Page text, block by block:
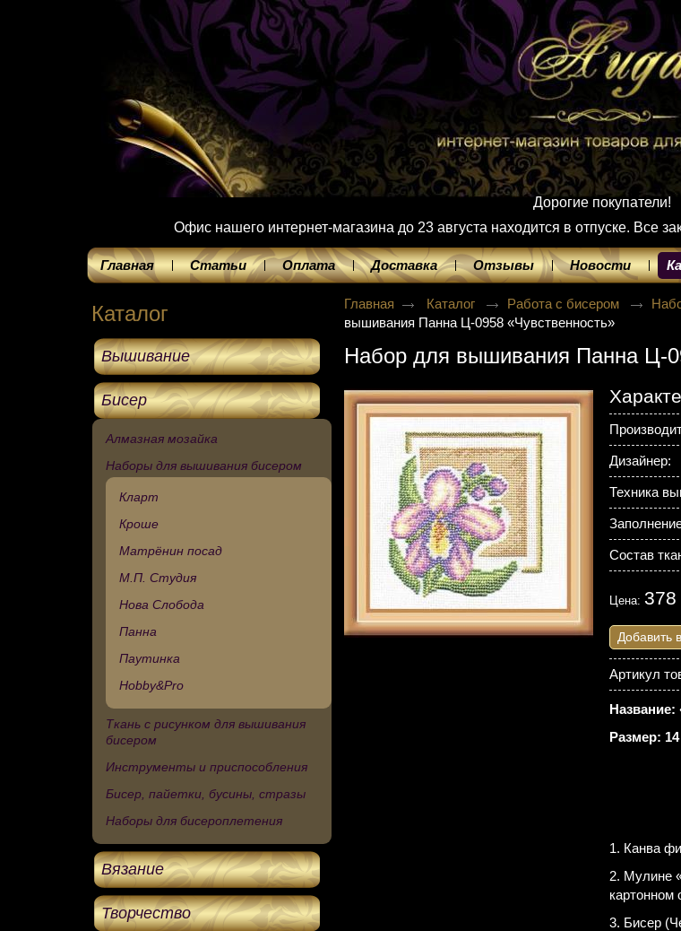
Дорогие покупатели!
Офис нашего интернет-магазина до 23 августа находится в отпуске. Все
Главная Статьи Оплата Доставка Отзывы Новости
Каталог
Вышивание
Бисер
Алмазная мозайка
Наборы для вышивания бисером
Кларт
Кроше
Матрёнин посад
М.П. Студия
Нова Слобода
Панна
Паутинка
Hobby&Pro
Ткань с рисунком для вышивания
бисером
Инструменты и приспособления
Бисер, пайетки, бусины, стразы
Наборы для бисероплетения
Вязание
Творчество
Главная Каталог Работа с бисером
вышивания Панна Ц-0958 «Чувственность»
Набор для вышивания Панна Ц-
Дизайнер:
Техника
Состав
Цена: 378
Добавить
Артикул
Название:
Размер:
1. Канва
2. Мулине
картонном
3. Бисер